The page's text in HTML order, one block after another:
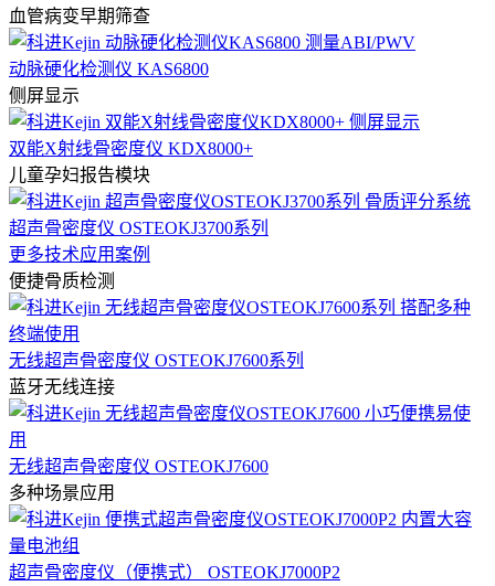
血管病变早期筛查
动脉硬化检测仪 KAS6800
侧屏显示
双能X射线骨密度仪 KDX8000+
儿童孕妇报告模块
超声骨密度仪 OSTEOKJ3700系列
更多技术应用案例
便捷骨质检测
无线超声骨密度仪 OSTEOKJ7600系列
蓝牙无线连接
无线超声骨密度仪 OSTEOKJ7600
多种场景应用
超声骨密度仪（便携式） OSTEOKJ7000P2